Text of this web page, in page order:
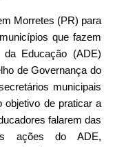
Morretes (PR) para
que fazem
da Educação (ADE)
de Governança do
municipais
objetivo de praticar a
falarem das
ações do ADE,